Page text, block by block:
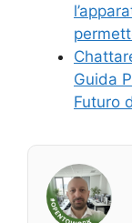
Guida
Futuro